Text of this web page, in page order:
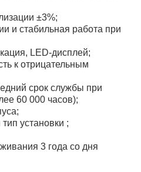
±3%;
и стабильная работа при
LED-дисплей;
к отрицательным
срок службы при
60 000 часов);
установки ;
3 года со дня